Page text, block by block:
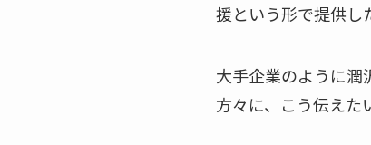
援という形で提供し
大手企業のように潤
方々に、こう伝えた